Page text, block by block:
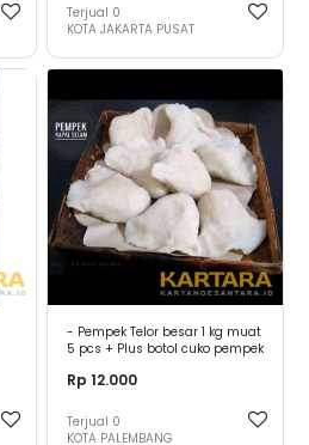
Terjual 0
KOTA JAKARTA PUSAT
- Pempek Telor besar 1 kg muat
5 pcs + Plus botol cuko pempek
---------------------------
Packing plastik vakum untuk
Pempek - Botol plastik tersegel
Rp 12.000
Terjual 0
KOTA PALEMBANG